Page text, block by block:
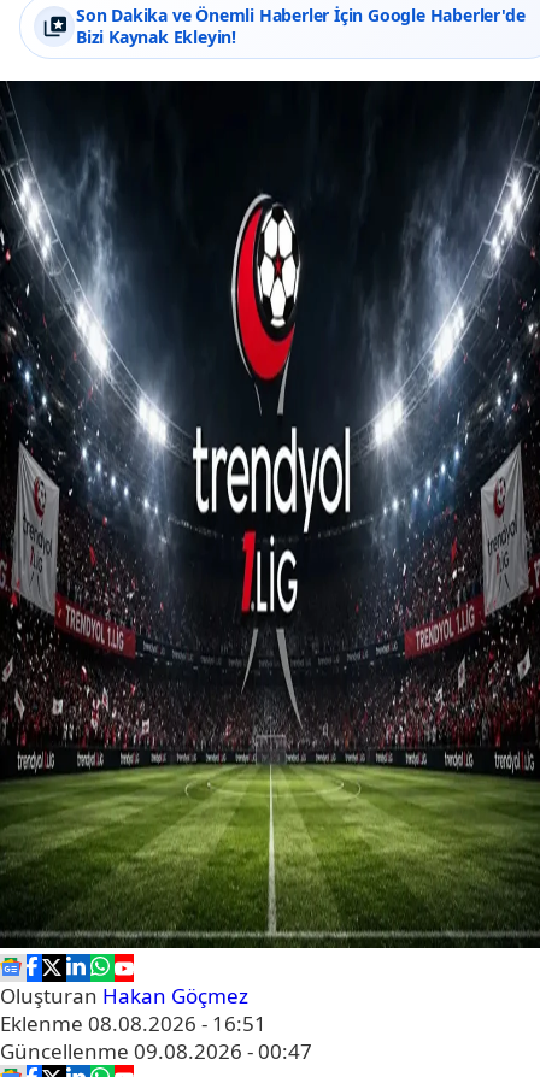
Son Dakika ve Önemli Haberler İçin Google Haberler'de
Bizi Kaynak Ekleyin!
Oluşturan Hakan Göçmez
Eklenme 08.08.2026 - 16:51
Güncellenme 09.08.2026 - 00:47